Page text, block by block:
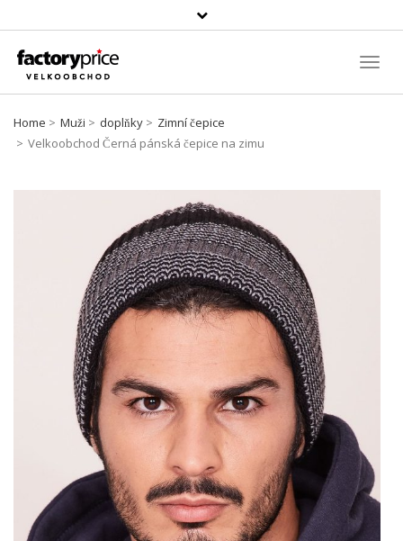
Vyhledávání
Home Muži doplňky
Zimní čepice
Velkoobchod Černá pánská čepice na zimu